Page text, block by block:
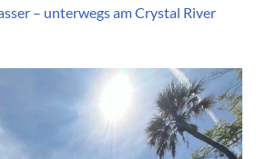
– unterwegs am Crystal River